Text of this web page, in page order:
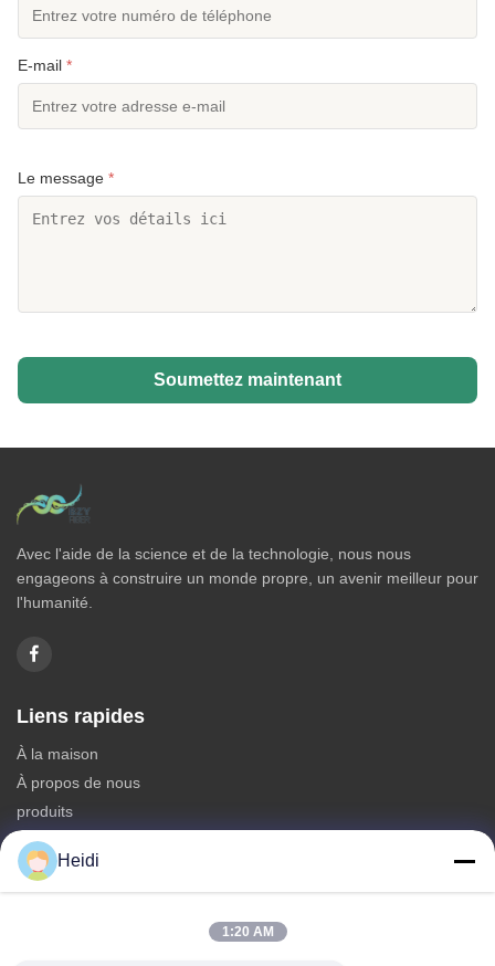
E-mail *
Le message *
Soumettez maintenant
Avec l'aide de la science et de la technologie, nous nous
engageons à construire un monde propre, un avenir meilleur pour
l'humanité.
Liens rapides
À la maison
À propos de nous
produits
Nous contacter
Catégories
Fibre discontinue de polyesters
Heidi
1:20 AM